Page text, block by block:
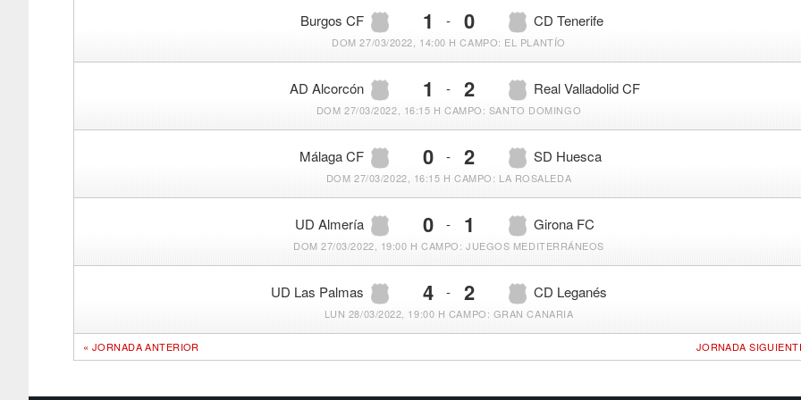
Burgos CF 1 - CD Tenerife
0
DOM 27/03/2022, 14:00 H CAMPO: EL PLANTÍO
AD Alcorcón 1 - Real Valladolid CF
2
DOM 27/03/2022, 16:15 H CAMPO: SANTO DOMINGO
Málaga CF 0 - SD Huesca
2
DOM 27/03/2022, 16:15 H CAMPO: LA ROSALEDA
UD Almería 0 - Girona FC
1
DOM 27/03/2022, 19:00 H CAMPO: JUEGOS MEDITERRÁNEOS
UD Las Palmas 4 - CD Leganés
2
LUN 28/03/2022, 19:00 H CAMPO: GRAN CANARIA
JORNADA
« JORNADA ANTERIOR